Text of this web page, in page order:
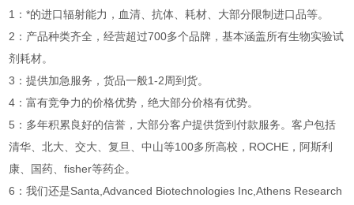
1：*的进口辐射能力，血清、抗体、耗材、大部分限制进口品等。
2：产品种类齐全，经营超过700多个品牌，基本涵盖所有生物实验试
剂耗材。
3：提供加急服务，货品一般1-2周到货。
4：富有竞争力的价格优势，绝大部分价格有优势。
5：多年积累良好的信誉，大部分客户提供货到付款服务。客户包括
清华、北大、交大、复旦、中山等100多所高校，ROCHE，阿斯利
康、国药、fisher等药企。
6：我们还是Santa,Advanced Biotechnologies Inc,Athens Research